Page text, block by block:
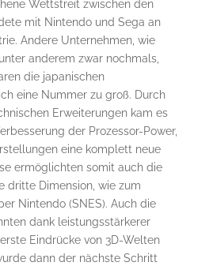
Wettstreit zwischen den
mit Nintendo und Sega an
Andere Unternehmen, wie
anderem zwar nochmals,
die japanischen
eine Nummer zu groß. Durch
Erweiterungen kam es
der Prozessor-Power,
eine komplett neue
ermöglichten somit auch die
dritte Dimension, wie zum
Nintendo (SNES). Auch die
dank leistungsstärkerer
Eindrücke von 3D-Welten
dann der nächste Schritt